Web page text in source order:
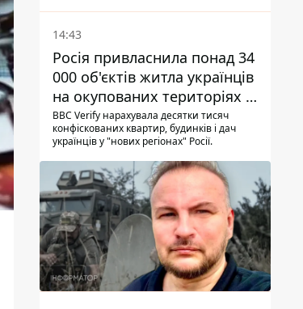
14:43
Росія привласнила понад 34
000 об'єктів житла українців
на окупованих територіях -
розслідування BBC
BBC Verify нарахувала десятки тисяч
конфіскованих квартир, будинків і дач
українців у "нових регіонах" Росії.